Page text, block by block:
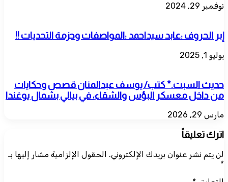
نوفمبر 29, 2024
إبر الحروف :عابد سيداحمد :المواصفات وحزمة التحديات !!
يوليو 1, 2025
حديث السبت.* كتب/ يوسف عبدالمنان قصص وحكايات
من داخل معسكر البؤس والشقاء، في بيالي بشمال يوغندا
مارس 29, 2026
اترك تعليقاً
لن يتم نشر عنوان بريدك الإلكتروني. الحقول الإلزامية مشار إليها بـ
*